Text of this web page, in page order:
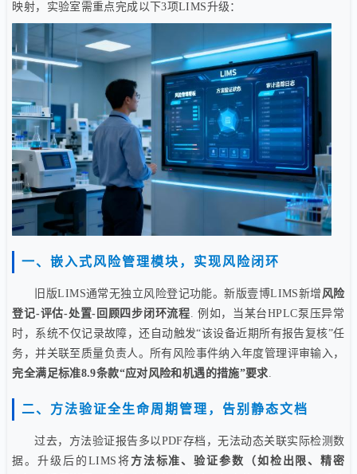
映射，实验室需重点完成以下3项LIMS升级：
一、嵌入式风险管理模块，实现风险闭环
旧版LIMS通常无独立风险登记功能。新版壹博LIMS新增 风险
登记-评估-处置-回顾四步闭环流程. 例如，当某台HPLC泵压异常
时，系统不仅记录故障，还自动触发“该设备近期所有报告复核”任
务，并关联至质量负责人。所有风险事件纳入年度管理评审输入，
完全满足标准8.9条款“应对风险和机遇的措施”要求.
二、方法验证全生命周期管理，告别静态文档
过去，方法验证报告多以PDF存档，无法动态关联实际检测数
据。升级后的LIMS将 方法标准、验证参数（如检出限、精密